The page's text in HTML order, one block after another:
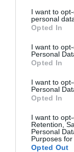
not limited to
grant or deny
use your data
consent section.
I want to
personal
Opted In
I want to
Personal
Opted In
I want to
Personal
Opted In
I want to
Retention,
Personal
Purposes for
Opted Out
ποτών, τα
αγορές, οι
τα
χρειάζεται